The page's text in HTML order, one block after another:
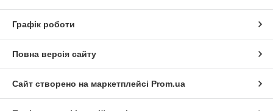
Графік роботи
Повна версія сайту
Сайт створено на маркетплейсі Prom.ua